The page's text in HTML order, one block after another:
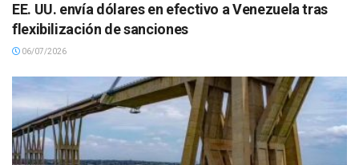
EE. UU. envía dólares en efectivo a Venezuela tras
flexibilización de sanciones
06/07/2026